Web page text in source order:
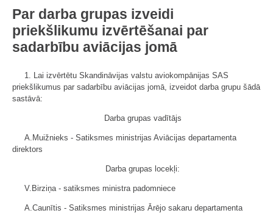
Par darba grupas izveidi
priekšlikumu izvērtēšanai par
sadarbību aviācijas jomā
1. Lai izvērtētu Skandināvijas valstu aviokompānijas SAS
priekšlikumus par sadarbību aviācijas jomā, izveidot darba grupu šādā
sastāvā:
Darba grupas vadītājs
A.Muižnieks - Satiksmes ministrijas Aviācijas departamenta
direktors
Darba grupas locekļi:
V.Birziņa - satiksmes ministra padomniece
A.Caunītis - Satiksmes ministrijas Ārējo sakaru departamenta